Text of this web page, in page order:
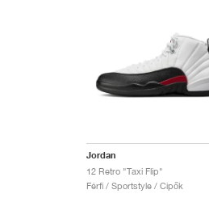
Jordan
12 Retro "Taxi Flip"
Férfi / Sportstyle / Cipők